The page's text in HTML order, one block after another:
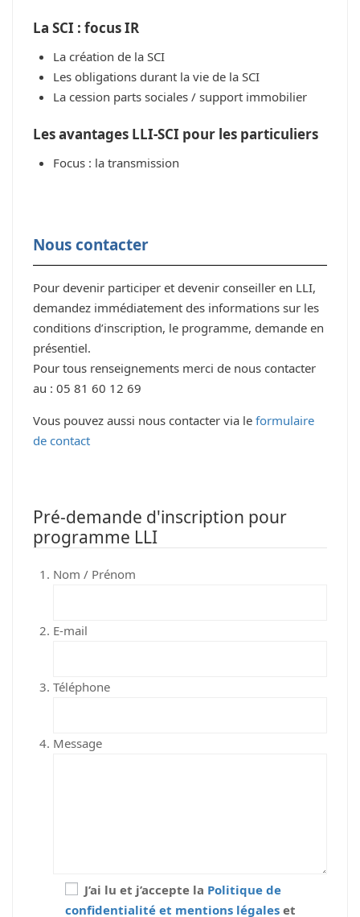
La SCI : focus IR
La création de la SCI
Les obligations durant la vie de la SCI
La cession parts sociales / support immobilier
Les avantages LLI-SCI pour les particuliers
Focus : la transmission
Nous contacter
Pour devenir participer et devenir conseiller en LLI,
demandez immédiatement des informations sur les
conditions d’inscription, le programme, demande en
présentiel.
Pour tous renseignements merci de nous contacter
au : 05 81 60 12 69
Vous pouvez aussi nous contacter via le formulaire
de contact
Pré-demande d'inscription pour
programme LLI
Nom / Prénom
E-mail
Téléphone
Message
J’ai lu et j’accepte la Politique de
confidentialité et mentions légales et